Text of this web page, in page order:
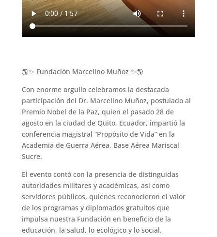
🌎✨ Fundación Marcelino Muñoz ✨🌎
Con enorme orgullo celebramos la destacada
participación del Dr. Marcelino Muñoz, postulado al
Premio Nobel de la Paz, quien el pasado 28 de
agosto en la ciudad de Quito, Ecuador, impartió la
conferencia magistral “Propósito de Vida” en la
Academia de Guerra Aérea, Base Aérea Mariscal
Sucre.
El evento contó con la presencia de distinguidas
autoridades militares y académicas, así como
servidores públicos, quienes reconocieron el valor
de los programas y diplomados gratuitos que
impulsa nuestra Fundación en beneficio de la
educación, la salud, lo ecológico y lo social.